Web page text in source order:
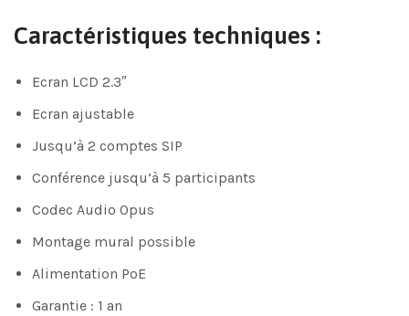
Caractéristiques techniques :
Ecran LCD 2.3″
Ecran ajustable
Jusqu’à 2 comptes SIP
Conférence jusqu’à 5 participants
Codec Audio Opus
Montage mural possible
Alimentation PoE
Garantie : 1 an